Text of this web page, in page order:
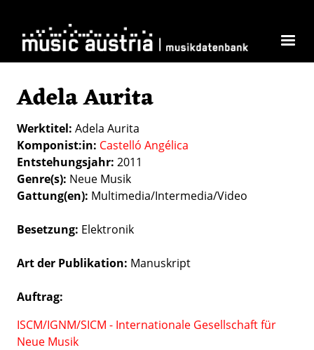
Adela Aurita
Werktitel Adela Aurita
Komponist:in Castelló Angélica
Entstehungsjahr 2011
Genre(s) Neue Musik
Gattung(en) Multimedia/Intermedia/Video
Besetzung Elektronik
Art der Publikation Manuskript
Auftrag:
ISCM/IGNM/SICM - Internationale Gesellschaft für
Neue Musik